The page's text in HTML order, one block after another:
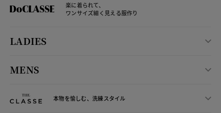
楽に着られて、
ワンサイズ細く見える服作り
LADIES
MENS
本物を愉しむ、洗練スタイル